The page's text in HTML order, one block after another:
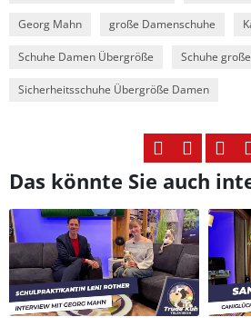
Georg Mahn große Damenschuhe
Schuhe Damen Übergröße Schuhe
Sicherheitsschuhe Übergröße Damen
Das könnte Sie auch